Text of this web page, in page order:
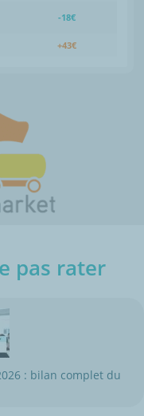
-18€
+43€
pas rater
: bilan complet du